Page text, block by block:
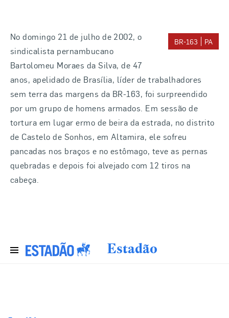
BR-163 PA
No domingo 21 de julho de 2002, o
sindicalista pernambucano
Bartolomeu Moraes da Silva, de 47
anos, apelidado de Brasília, líder de trabalhadores
sem terra das margens da BR-163, foi surpreendido
por um grupo de homens armados. Em sessão de
tortura em lugar ermo de beira da estrada, no distrito
de Castelo de Sonhos, em Altamira, ele sofreu
pancadas nos braços e no estômago, teve as pernas
quebradas e depois foi alvejado com 12 tiros na
cabeça.